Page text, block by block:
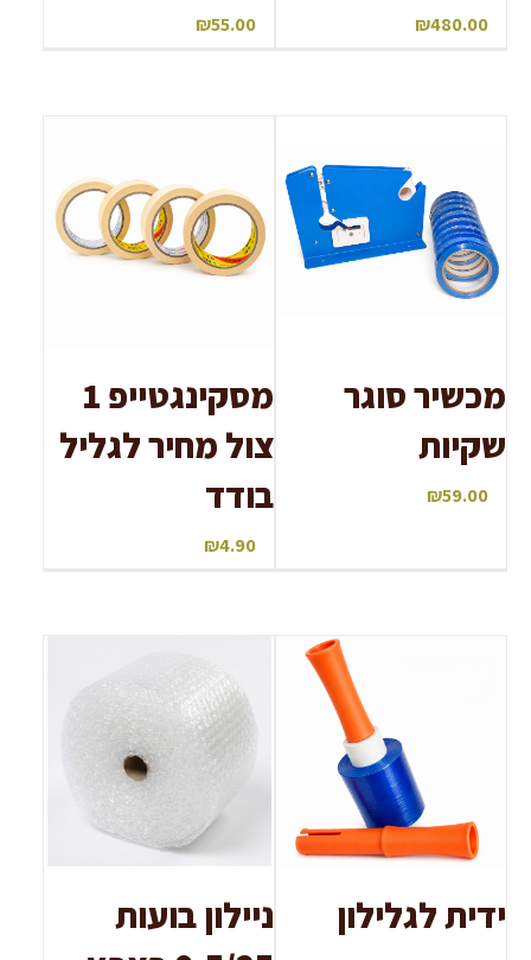
₪480.00
₪55.00
מכשיר סוגר
שקיות
₪59.00
מסקינגטייפ 1
צול מחיר לגליל
בודד
₪4.90
ידית לגלילון
ניילון בועות